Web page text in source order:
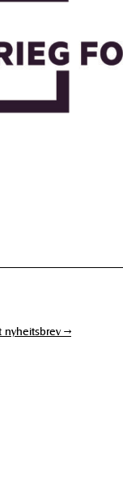
nyheitsbrev →